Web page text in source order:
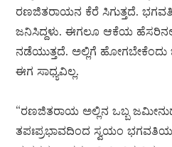
ರಣಜಿತರಾಯನ ಕೆರೆ ಸಿಗುತ್ತದೆ.
ಜನಿಸಿದ್ದಳು. ಈಗಲೂ ಆಕೆಯ ಹೆಸರಿನಲ್ಲಿ
ನಡೆಯುತ್ತದೆ. ಅಲ್ಲಿಗೆ ಹೋಗಬೇಕೆಂದು
ಈಗ ಸಾಧ್ಯವಿಲ್ಲ.
“ರಣಜಿತರಾಯ ಅಲ್ಲಿನ ಒಬ್ಬ
ತಪಃಪ್ರಭಾವದಿಂದ ಸ್ವಯಂ